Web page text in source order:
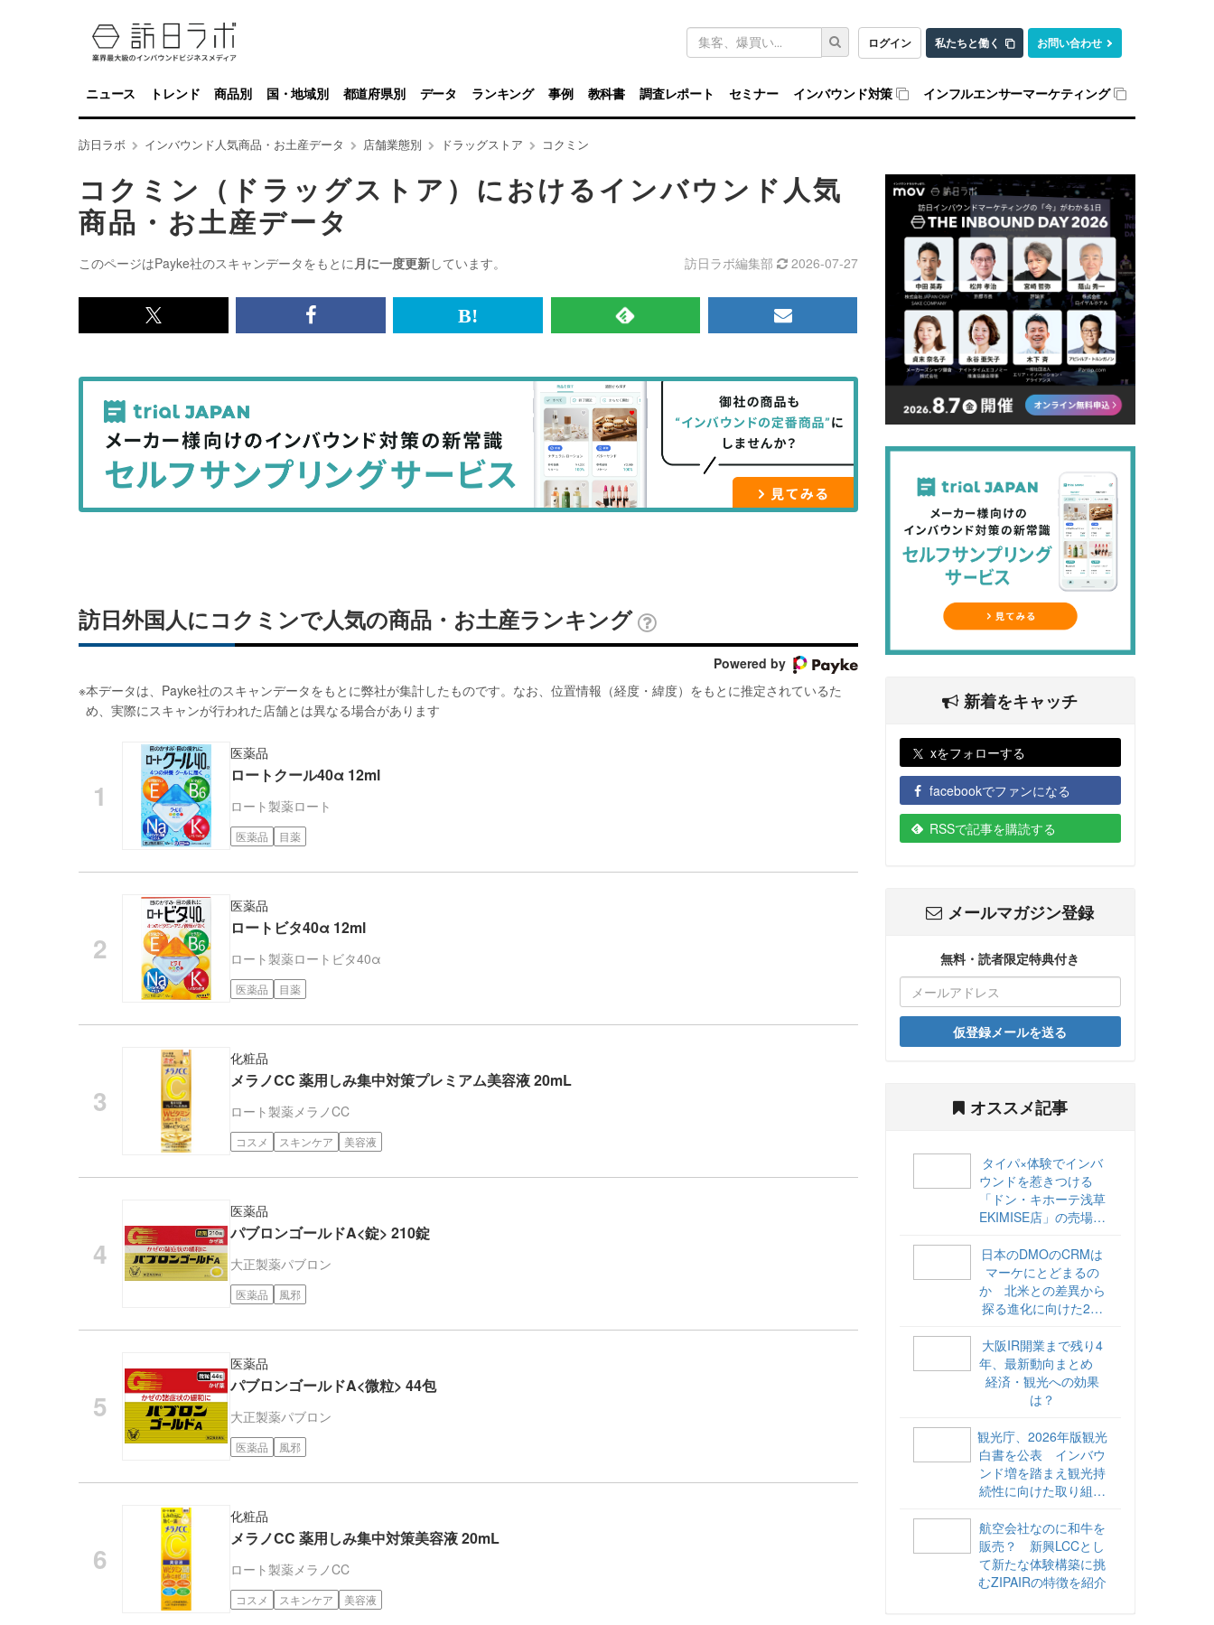
ログイン 私たちと働く お問い合わせ
キ
ワ
ド
検
索
ニュース トレンド 商品別 国・地域別 都道府県別 データ ランキング 事例 教科書 調査レポート セミナー インバウンド対策 インフルエンサーマーケティング
訪日ラボ インバウンド人気商品・お土産データ 店舗業態別 ドラッグストア コクミン
コクミン（ドラッグストア）におけるインバウンド人気
商品・お土産データ
このページはPayke社のスキャンデータをもとに月に一度更新しています。 訪日ラボ編集部 2026-07-27
x<br>
記
事
を
シ
ェ
Facebook<br>
記
を
シ
ェ
は
な
ッ
ク
マ
追
加
RSS
記
事
を
購
読
メ
マ
ガ
登
録
す
訪日外国人にコクミンで人気の商品・お土産ランキング
Powered by
※本データは、Payke社のスキャンデータをもとに弊社が集計したものです。なお、位置情報（経度・緯度）をもとに推定されているた
め、実際にスキャンが行われた店舗とは異なる場合があります
医薬品
ロートクール40α 12ml
ロート製薬ロート
医薬品 目薬
医薬品
ロートビタ40α 12ml
ロート製薬ロートビタ40α
医薬品 目薬
化粧品
メラノCC 薬用しみ集中対策プレミアム美容液 20mL
ロート製薬メラノCC
コスメ スキンケア 美容液
医薬品
パブロンゴールドA<錠> 210錠
大正製薬パブロン
医薬品 風邪
医薬品
パブロンゴールドA<微粒> 44包
大正製薬パブロン
医薬品 風邪
化粧品
メラノCC 薬用しみ集中対策美容液 20mL
ロート製薬メラノCC
コスメ スキンケア 美容液
新着をキャッチ
xをフォローする
facebookでファンになる
RSSで記事を購読する
メールマガジン登録
無料・読者限定特典付き
仮登録メールを送る
オススメ記事
タイパ×体験でインバ
ウンドを惹きつける
「ドン・キホーテ浅草
EKIMISE店」の売場づ
日本のDMOのCRMは
マーケにとどまるの
か 北米との差異から
探る進化に向けた2ス
海外DMOのリアル
vol.6】
大阪IR開業まで残り4
年、最新動向まとめ
経済・観光への効果
は？
観光庁、2026年版観光
白書を公表 インバウ
ンド増を踏まえ観光持
続性に向けた取り組み
航空会社なのに和牛を
販売？ 新興LCCとし
て新たな体験構築に挑
むZIPAIRの特徴を紹介